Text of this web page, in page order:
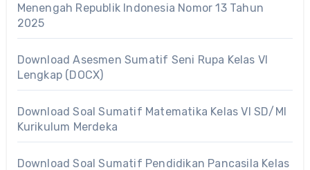
Menengah Republik Indonesia Nomor 13 Tahun
2025
Download Asesmen Sumatif Seni Rupa Kelas VI
Lengkap (DOCX)
Download Soal Sumatif Matematika Kelas VI SD/MI
Kurikulum Merdeka
Download Soal Sumatif Pendidikan Pancasila Kelas